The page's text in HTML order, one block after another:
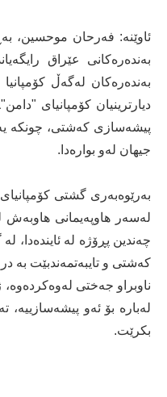
ئاوێنە: فەرحان موحسین،
بەندەرەکانی عێراق
بەندەرەکان لەگەڵ
دیارترینیان کۆمپانیای
پیشەسازی کەشتی، چونکە
جیهان لەو بوارەدا.
بەرێوەبەری گشتی
لەسەر هاوپەیمانی هاوبەش
چەندین پڕۆژە لە ئایندەدا،
کەشتی و تایبەتمەندبێت بە
ناوبراو جەختی
لەبارە بۆ ئەو پیشەسازییە،
بکرێت.